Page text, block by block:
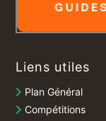
Liens utiles
Plan Général
Compétitions